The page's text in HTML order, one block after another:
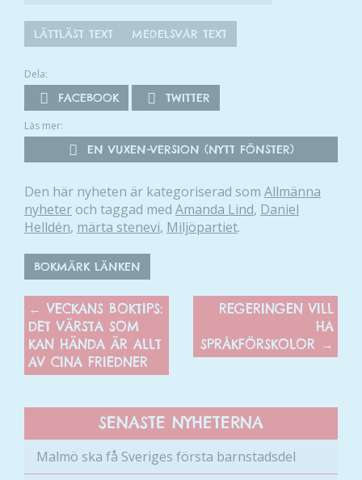
LÄTTLÄST TEXT MEDELSVÅR TEXT
Dela:
FACEBOOK TWITTER
Läs mer:
EN VUXEN-VERSION (NYTT FÖNSTER)
Den här nyheten är kategoriserad som Allmänna
nyheter och taggad med Amanda Lind, Daniel
Helldén, märta stenevi, Miljöpartiet.
BOKMÄRK LÄNKEN
← VECKANS BOKTIPS:
DET VÄRSTA SOM
KAN HÄNDA ÄR ALLT
AV CINA FRIEDNER
REGERINGEN VILL
HA
SPRÅKFÖRSKOLOR →
SENASTE NYHETERNA
Malmö ska få Sveriges första barnstadsdel